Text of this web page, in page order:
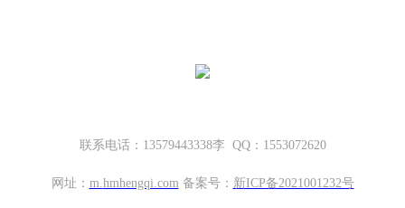
联系电话：13579443338李 QQ：1553072620
网址： m. hmhengqi.com 备案号： 新ICP备2021001232号